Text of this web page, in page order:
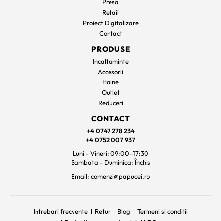
Presa
Retail
Proiect Digitalizare
Contact
PRODUSE
Incaltaminte
Accesorii
Haine
Outlet
Reduceri
CONTACT
+4 0747 278 234
+4 0752 007 937
Luni - Vineri: 09:00–17:30
Sambata - Duminica: Închis
Email: comenzi@papucei.ro
Intrebari frecvente Retur Blog
Termeni si conditii